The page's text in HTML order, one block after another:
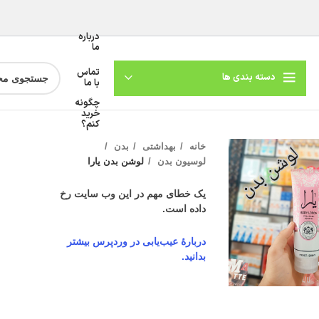
دسته بندی ها
درباره
ما
تماس
با ما
چگونه
خرید
کنم؟
تصویر
خانه بهداشتی
بدن
لوسیون بدن
لوشن بدن یارا
یک خطای مهم در این وب سایت رخ
داده است.
دربارهٔ عیب‌یابی در وردپرس بیشتر
بدانید.